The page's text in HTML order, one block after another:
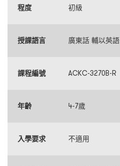
程度 初級
授課語言 廣東話 輔以英語
課程編號 ACKC-3270B-R
年齡 4-7歲
入學要求 不適用